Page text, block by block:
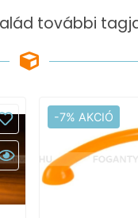
további
-7% AKCIÓ